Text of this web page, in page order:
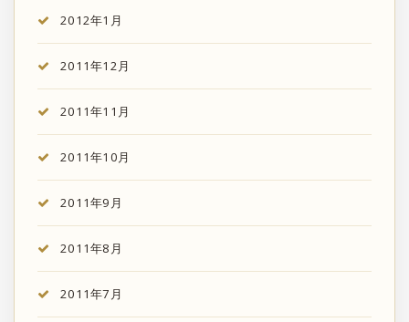
2012年1月
2011年12月
2011年11月
2011年10月
2011年9月
2011年8月
2011年7月